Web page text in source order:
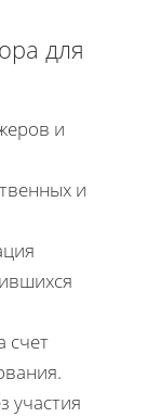
для
и
и
счет
участия